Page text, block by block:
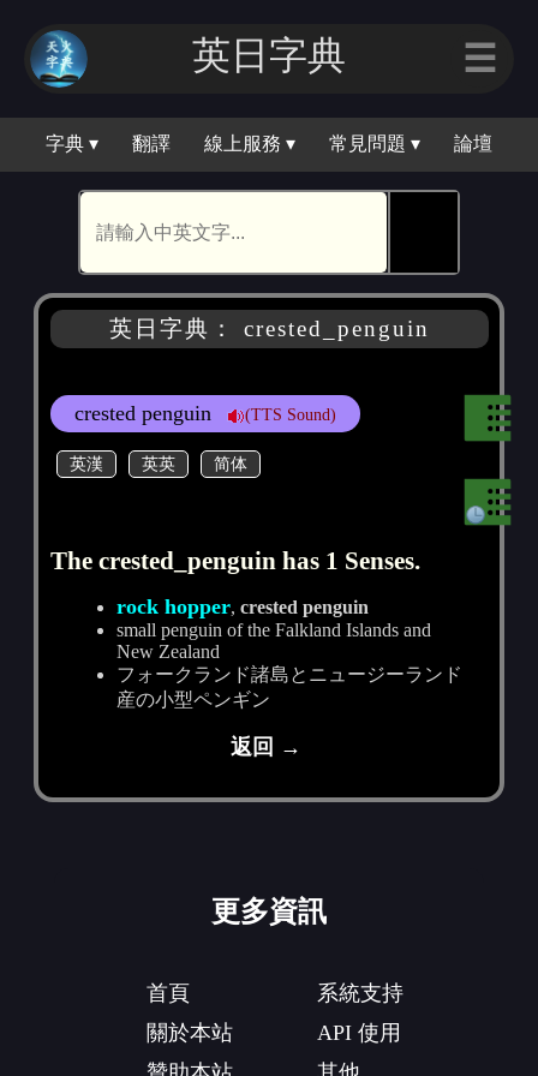
英日字典 ☰
字典 ▾ 翻譯 線上服務 ▾ 常見問題 ▾ 論壇
英日字典： crested_penguin
crested penguin (TTS Sound)
英漢 英英 简体
The crested_penguin has 1 Senses.
rock hopper,crested penguin
small penguin of the Falkland Islands and
New Zealand
フォークランド諸島とニュージーランド
産の小型ペンギン
返回 →
更多資訊
首頁
關於本站
系統支持
API 使用